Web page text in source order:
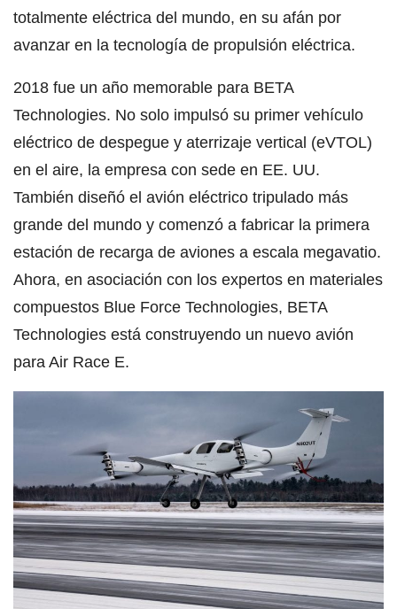
totalmente eléctrica del mundo, en su afán por
avanzar en la tecnología de propulsión eléctrica.
2018 fue un año memorable para BETA
Technologies. No solo impulsó su primer vehículo
eléctrico de despegue y aterrizaje vertical (eVTOL)
en el aire, la empresa con sede en EE. UU.
También diseñó el avión eléctrico tripulado más
grande del mundo y comenzó a fabricar la primera
estación de recarga de aviones a escala megavatio.
Ahora, en asociación con los expertos en materiales
compuestos Blue Force Technologies, BETA
Technologies está construyendo un nuevo avión
para Air Race E.